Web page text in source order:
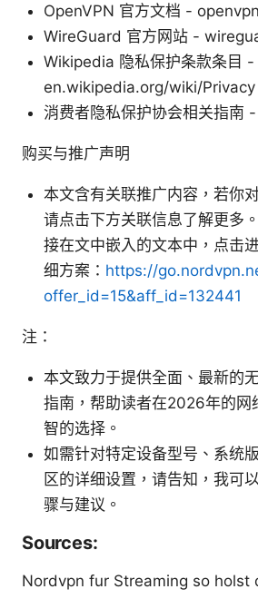
OpenVPN 官方文档 -
WireGuard 官方网站 -
Wikipedia 隐私保护条款条目 -
en.wikipedia.org/wiki/Privacy
消费者隐私保护协会相关指南
购买与推广声明
本文含有关联推广内容，若你
请点击下方关联信息了解更多
接在文中嵌入的文本中，点击
细方案： https://
offer_id=15&aff_id=132441
注：
本文致力于提供全面、最新的
指南，帮助读者在2026年的网
智的选择。
如需针对特定设备型号、系统
区的详细设置，请告知，我可
骤与建议。
Sources:
Nordvpn fur Streaming so holst